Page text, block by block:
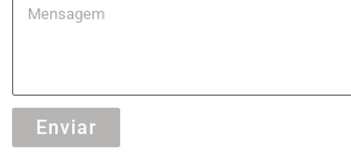
Enviar